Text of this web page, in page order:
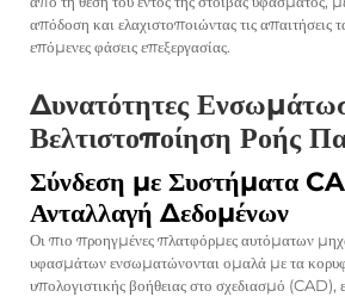
απόδοση και ελαχιστοποιώντας τις απαιτήσεις
επόμενες φάσεις επεξεργασίας.
Δυνατότητες
Βελτιστοποίηση Ροής
Σύνδεση με Συστήματα
Ανταλλαγή Δεδομένων
Οι πιο προηγμένες πλατφόρμες αυτόματων
υφασμάτων ενσωματώνονται ομαλά με τα
υπολογιστικής βοήθειας στο σχεδιασμό (CAD),